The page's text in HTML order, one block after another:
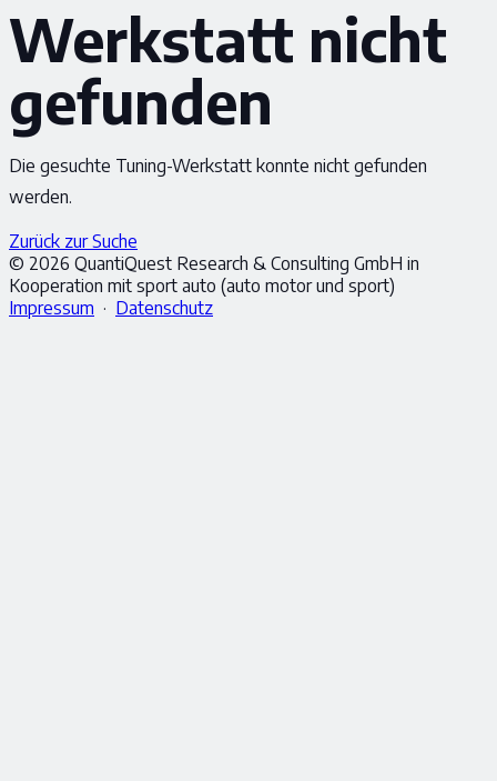
Werkstatt nicht
gefunden
Die gesuchte Tuning-Werkstatt konnte nicht gefunden
werden.
Zurück zur Suche
© 2026 QuantiQuest Research & Consulting GmbH in
Kooperation mit sport auto (auto motor und sport)
Impressum · Datenschutz